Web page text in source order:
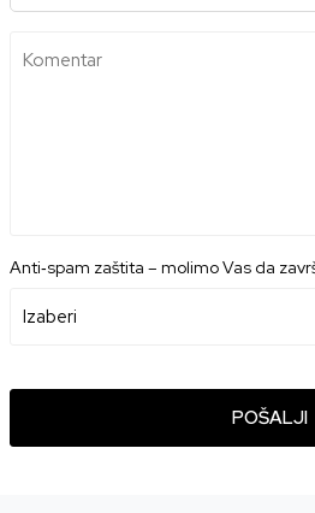
Komentar
Anti‑spam zaštita – molimo Vas da
POŠALJI